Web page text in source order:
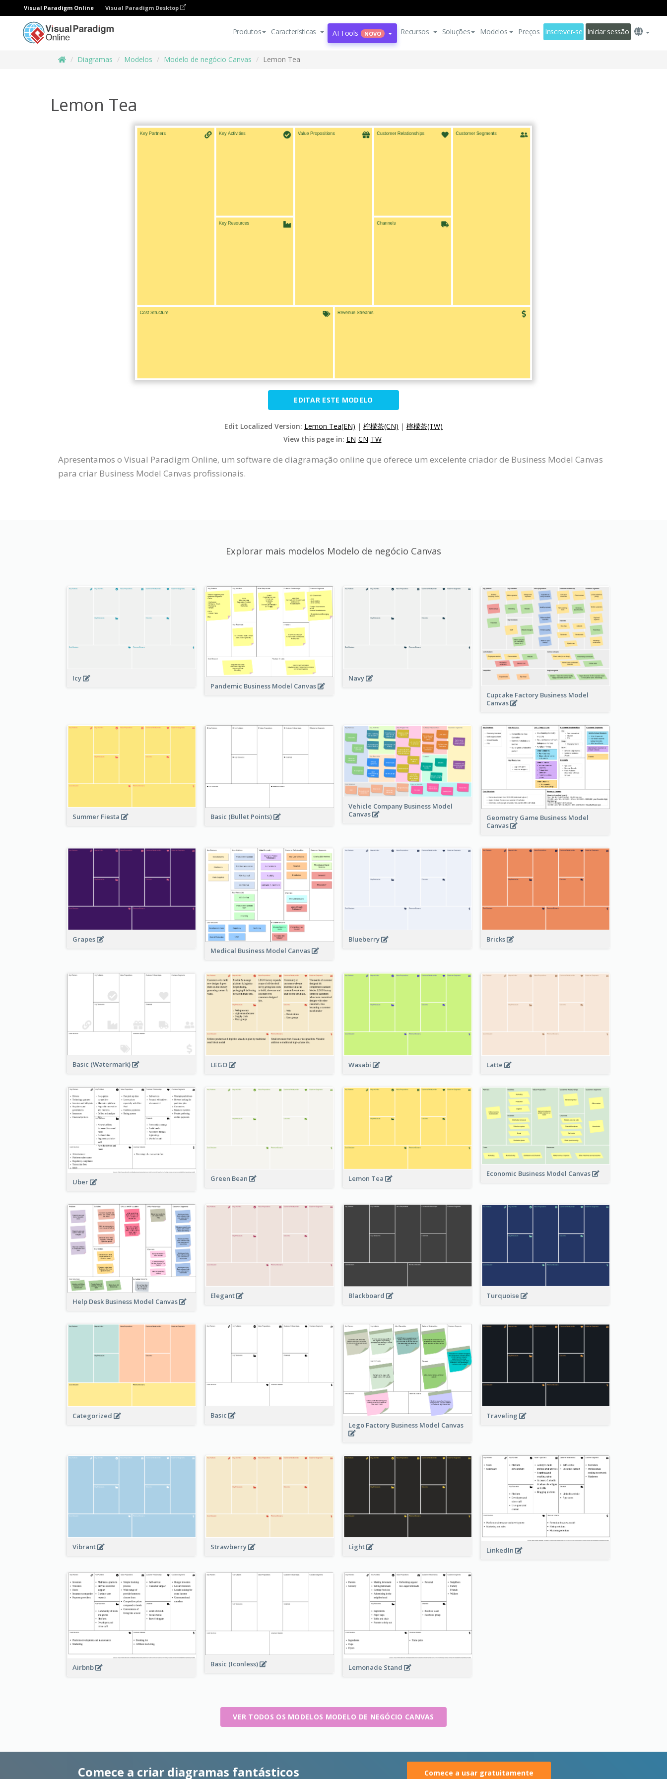
Visual Paradigm Online Visual Paradigm Desktop
Produtos Características AI Tools NOVO Recursos Soluções Modelos Preços Inscrever-se Iniciar sessão
Diagramas Modelos Modelo de negócio Canvas Lemon Tea
Lemon Tea
EDITAR ESTE MODELO
Edit Localized Version: Lemon Tea(EN) | 柠檬茶(CN) | 檸檬茶(TW)
View this page in: EN CN TW
Apresentamos o Visual Paradigm Online, um software de diagramação online que oferece um excelente criador de Business Model Canvas
para criar Business Model Canvas profissionais.
Explorar mais modelos Modelo de negócio Canvas
Icy
Pandemic Business Model Canvas
Navy
Cupcake Factory Business Model
Canvas
Summer Fiesta Basic (Bullet Points)
Vehicle Company Business Model
Canvas
Geometry Game Business Model
Canvas
Grapes
Medical Business Model Canvas
Blueberry Bricks
Basic (Watermark) LEGO Wasabi Latte
Uber Green Bean Lemon Tea
Economic Business Model Canvas
Help Desk Business Model Canvas
Elegant Blackboard Turquoise
Categorized
Basic
Lego Factory Business Model Canvas
Traveling
Vibrant Strawberry Light LinkedIn
Airbnb Basic (Iconless) Lemonade Stand
VER TODOS OS MODELOS MODELO DE NEGÓCIO CANVAS
Comece a criar diagramas fantásticos Comece a usar gratuitamente